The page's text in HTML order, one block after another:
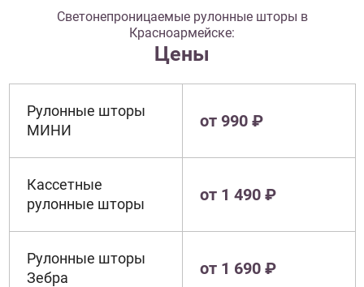
Светонепроницаемые рулонные шторы в
Красноармейске:
Цены
Рулонные шторы
МИНИ
от 990 ₽
Кассетные
рулонные шторы
от 1 490 ₽
Рулонные шторы
Зебра
от 1 690 ₽